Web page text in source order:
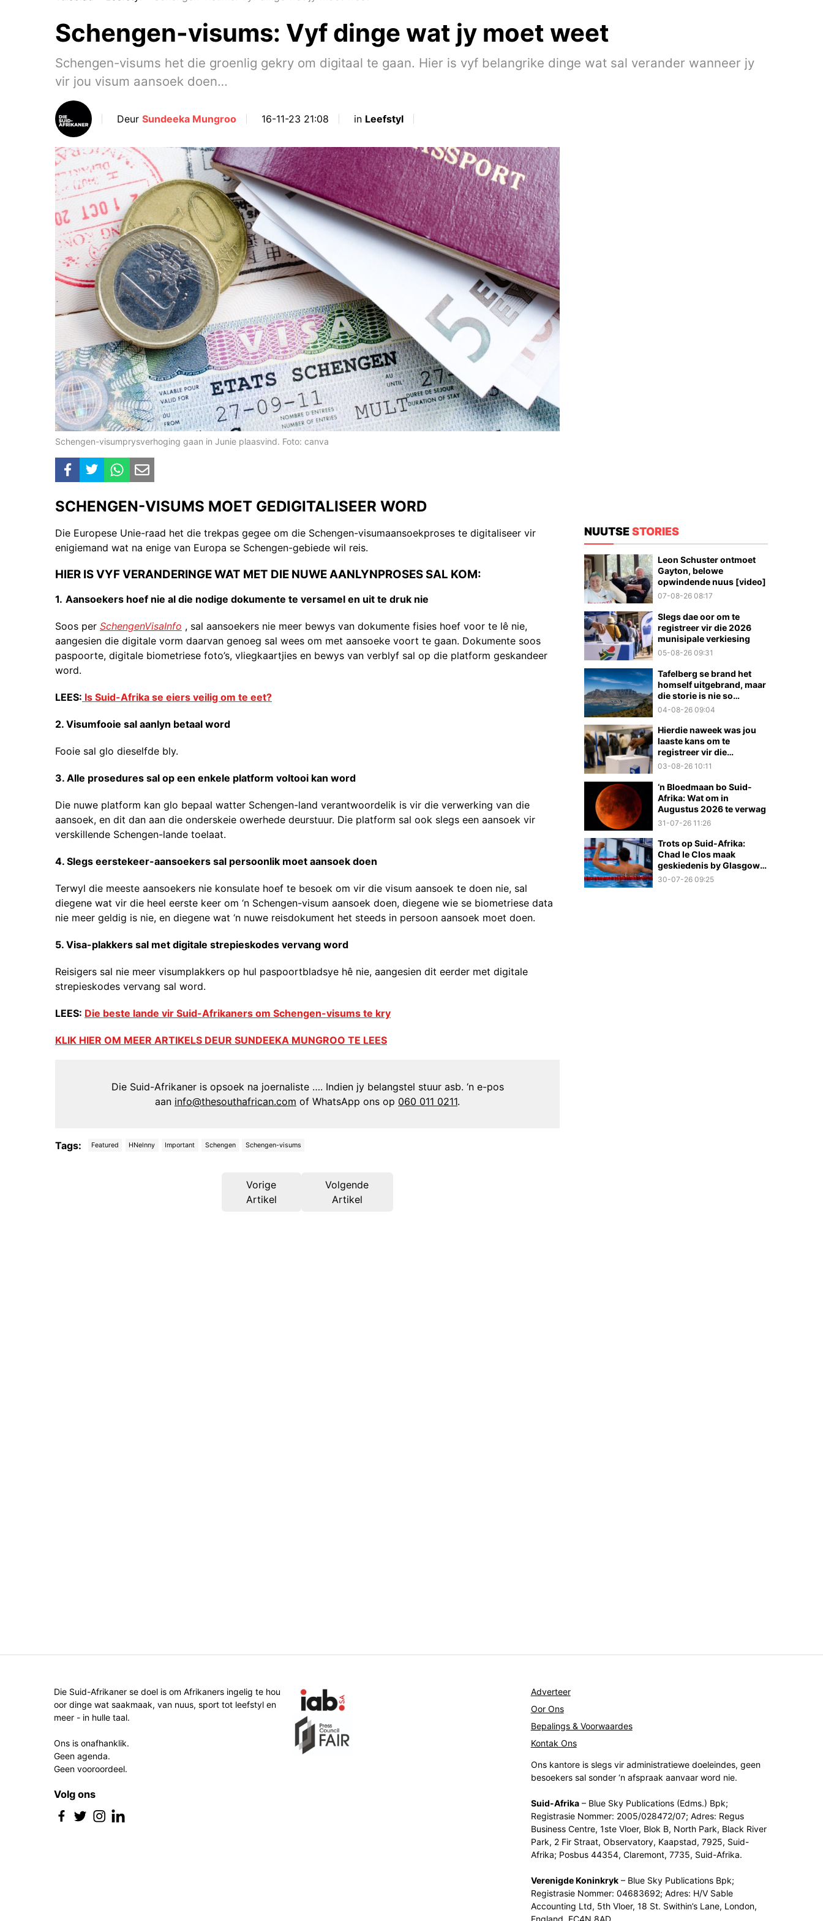
Schengen-visums: Vyf dinge wat jy moet weet
Schengen-visums het die groenlig gekry om digitaal te gaan. Hier is vyf belangrike dinge wat sal verander wanneer jy
vir jou visum aansoek doen…
Deur Sundeeka Mungroo 16-11-23 21:08 in Leefstyl
Schengen-visumprysverhoging gaan in Junie plaasvind. Foto: canva
SCHENGEN-VISUMS MOET GEDIGITALISEER WORD
Die Europese Unie-raad het die trekpas gegee om die Schengen-visumaansoekproses te digitaliseer vir
enigiemand wat na enige van Europa se Schengen-gebiede wil reis.
HIER IS VYF VERANDERINGE WAT MET DIE NUWE AANLYNPROSES SAL KOM:
1. Aansoekers hoef nie al die nodige dokumente te versamel en uit te druk nie
Soos per SchengenVisaInfo , sal aansoekers nie meer bewys van dokumente fisies hoef voor te lê nie,
aangesien die digitale vorm daarvan genoeg sal wees om met aansoeke voort te gaan. Dokumente soos
paspoorte, digitale biometriese foto’s, vliegkaartjies en bewys van verblyf sal op die platform geskandeer
word.
LEES: Is Suid-Afrika se eiers veilig om te eet?
2. Visumfooie sal aanlyn betaal word
Fooie sal glo dieselfde bly.
3. Alle prosedures sal op een enkele platform voltooi kan word
Die nuwe platform kan glo bepaal watter Schengen-land verantwoordelik is vir die verwerking van die
aansoek, en dit dan aan die onderskeie owerhede deurstuur. Die platform sal ook slegs een aansoek vir
verskillende Schengen-lande toelaat.
4. Slegs eerstekeer-aansoekers sal persoonlik moet aansoek doen
Terwyl die meeste aansoekers nie konsulate hoef te besoek om vir die visum aansoek te doen nie, sal
diegene wat vir die heel eerste keer om ‘n Schengen-visum aansoek doen, diegene wie se biometriese data
nie meer geldig is nie, en diegene wat ‘n nuwe reisdokument het steeds in persoon aansoek moet doen.
5. Visa-plakkers sal met digitale strepieskodes vervang word
Reisigers sal nie meer visumplakkers op hul paspoortbladsye hê nie, aangesien dit eerder met digitale
strepieskodes vervang sal word.
LEES: Die beste lande vir Suid-Afrikaners om Schengen-visums te kry
KLIK HIER OM MEER ARTIKELS DEUR SUNDEEKA MUNGROO TE LEES
Die Suid-Afrikaner is opsoek na joernaliste …. Indien jy belangstel stuur asb. ‘n e-pos
aan info@thesouthafrican.com of WhatsApp ons op 060 011 0211.
Tags: Featured HNelnny Important Schengen Schengen-visums
Volgende
Artikel
Vorige
Artikel
NUUTSESTORIES
Leon Schuster ontmoet
Gayton, belowe
opwindende nuus [video]
07-08-26 08:17
Slegs dae oor om te
registreer vir die 2026
munisipale verkiesing
05-08-26 09:31
Tafelberg se brand het
homself uitgebrand, maar
die storie is nie so
eenvoudig nie
04-08-26 09:04
Hierdie naweek was jou
laaste kans om te
registreer vir die
munisipale verkiesings
03-08-26 10:11
‘n Bloedmaan bo Suid-
Afrika: Wat om in
Augustus 2026 te verwag
31-07-26 11:26
Trots op Suid-Afrika:
Chad le Clos maak
geskiedenis by Glasgow
2026
30-07-26 09:25
Die Suid-Afrikaner se doel is om Afrikaners ingelig te hou
oor dinge wat saakmaak, van nuus, sport tot leefstyl en
meer - in hulle taal.
Ons is onafhanklik.
Geen agenda.
Geen vooroordeel.
Volg ons
Adverteer
Oor Ons
Bepalings & Voorwaardes
Kontak Ons
Ons kantore is slegs vir administratiewe doeleindes, geen
besoekers sal sonder ‘n afspraak aanvaar word nie.
Suid-Afrika– Blue Sky Publications (Edms.) Bpk;
Registrasie Nommer: 2005/028472/07; Adres: Regus
Business Centre, 1ste Vloer, Blok B, North Park, Black River
Park, 2 Fir Straat, Observatory, Kaapstad, 7925, Suid-
Afrika; Posbus 44354, Claremont, 7735, Suid-Afrika.
Verenigde Koninkryk– Blue Sky Publications Bpk;
Registrasie Nommer: 04683692; Adres: H/V Sable
Accounting Ltd, 5th Vloer, 18 St. Swithin’s Lane, London,